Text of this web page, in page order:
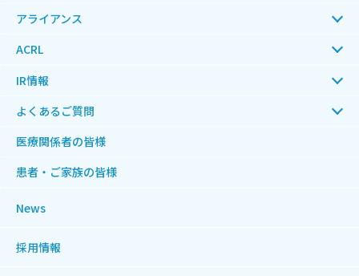
アライアンス
ACRL
IR情報
よくあるご質問
医療関係者の皆様
患者・ご家族の皆様
News
採用情報